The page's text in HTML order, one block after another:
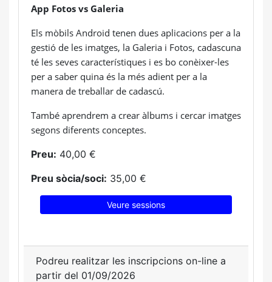
App Fotos vs Galeria
Els mòbils Android tenen dues aplicacions per a la
gestió de les imatges, la Galeria i Fotos, cadascuna
té les seves característiques i es bo conèixer-les
per a saber quina és la més adient per a la
manera de treballar de cadascú.
També aprendrem a crear àlbums i cercar imatges
segons diferents conceptes.
Preu: 40,00 €
Preu sòcia/soci: 35,00 €
Veure sessions
Podreu realitzar les inscripcions on-line a
partir del 01/09/2026